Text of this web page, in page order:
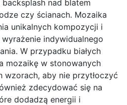
nad blatem
czy ścianach. Mozaika
unikalnych kompozycji i
indywidualnego
W przypadku białych
mozaikę w stonowanych
wzorach, aby nie przytłoczyć
zdecydować się na
dodadzą energii i